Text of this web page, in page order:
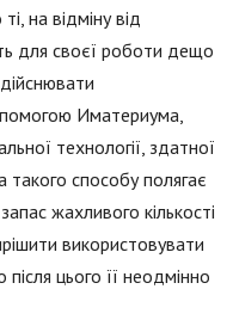
на відміну від
для своєї роботи дещо
Иматериума,
технології, здатної
такого способу полягає
жахливого кількості
використовувати
цього її неодмінно